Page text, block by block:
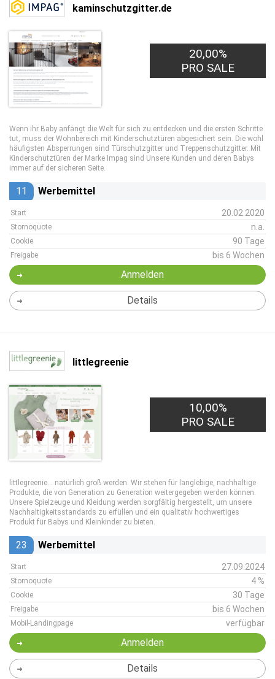
kaminschutzgitter.de
20,00%
PRO SALE
Wenn ihr Baby anfängt die Welt für sich zu entdecken und die ersten Schritte
tut, muss der Wohnbereich mit Kinderschutztüren abgesichert sein. Die wohl
häufigsten Absperrungen sind Türschutzgitter und Treppenschutzgitter. Mit
Kinderschutztüren der Marke Impag sind Unsere Kunden und deren Babys
immer auf der sicheren Seite.
11 Werbemittel
Start 20.02.2020
Stornoquote n.a.
Cookie 90 Tage
Freigabe bis 6 Wochen
Anmelden
Details
littlegreenie
10,00%
PRO SALE
littlegreenie… natürlich groß werden. Wir stehen für langlebige, nachhaltige
Produkte, die von Generation zu Generation weitergegeben werden können.
Unsere Spielzeuge und Kleidung werden sorgfältig hergestellt, um unsere
Nachhaltigkeitsstandards zu erfüllen und ein qualitativ hochwertiges
Produkt für Babys und Kleinkinder zu bieten.
23 Werbemittel
Start 27.09.2024
Stornoquote 4 %
Cookie 30 Tage
Freigabe bis 6 Wochen
Mobil-Landingpage verfügbar
Anmelden
Details